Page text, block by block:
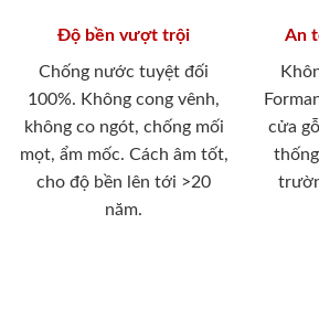
Độ bền vượt trội
Chống nước tuyệt đối
100%. Không cong vênh,
không co ngót, chống mối
mọt, ẩm mốc. Cách âm tốt,
cho độ bền lên tới >20
năm.
An
cửa